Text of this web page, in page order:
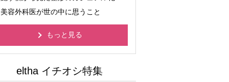
美容外科医が世の中に思うこと
もっと見る